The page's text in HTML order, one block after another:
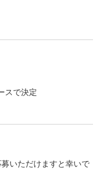
ルくん』
トリトル』
スで決定
いただけますと幸いで